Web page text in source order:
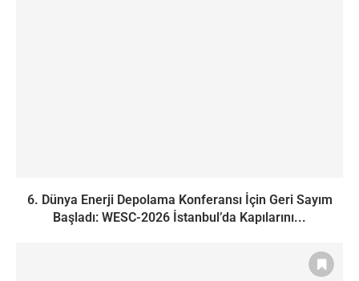
6. Dünya Enerji Depolama Konferansı İçin Geri Sayım
Başladı: WESC-2026 İstanbul’da Kapılarını...